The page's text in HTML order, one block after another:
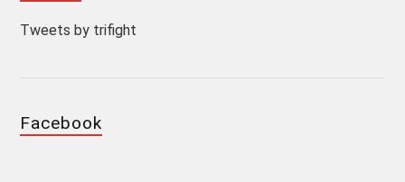
Tweets by trifight
Facebook